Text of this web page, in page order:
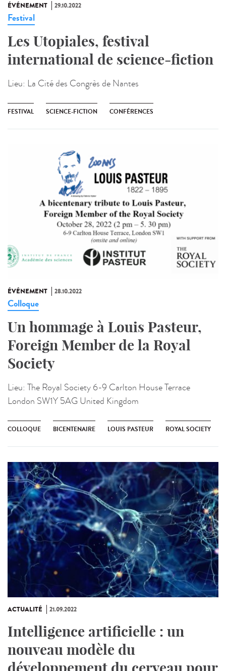
ÉVÉNEMENT 29.10.2022
Festival
Les Utopiales, festival
international de science-fiction
Lieu: La Cité des Congrès de Nantes
FESTIVAL SCIENCE-FICTION CONFÉRENCES
ÉVÉNEMENT 28.10.2022
Colloque
Un hommage à Louis Pasteur,
Foreign Member de la Royal
Society
Lieu: The Royal Society 6-9 Carlton House Terrace
London SW1Y 5AG United Kingdom
COLLOQUE BICENTENAIRE LOUIS PASTEUR ROYAL SOCIETY
ACTUALITÉ 21.09.2022
Intelligence artificielle : un
nouveau modèle du